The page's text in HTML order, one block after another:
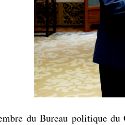
du Bureau politique